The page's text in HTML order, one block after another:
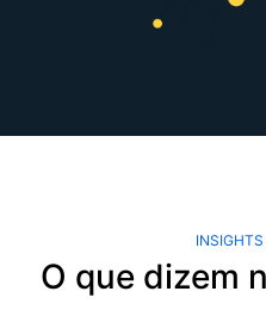
O que dizem